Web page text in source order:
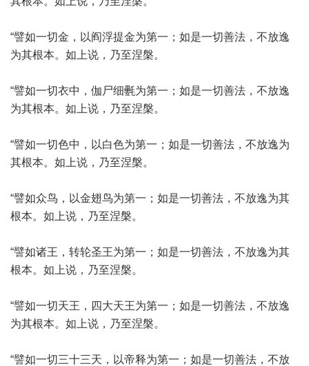
“譬如一切金，以阎浮提金为第一；如是一切善法，不放逸
为其根本。如上说，乃至涅槃。
“譬如一切衣中，伽尸细氎为第一；如是一切善法，不放逸
为其根本。如上说，乃至涅槃。
“譬如一切色中，以白色为第一；如是一切善法，不放逸为
其根本。如上说，乃至涅槃。
“譬如众鸟，以金翅鸟为第一；如是一切善法，不放逸为其
根本。如上说，乃至涅槃。
“譬如诸王，转轮圣王为第一；如是一切善法，不放逸为其
根本。如上说，乃至涅槃。
“譬如一切天王，四大天王为第一；如是一切善法，不放逸
为其根本。如上说，乃至涅槃。
“譬如一切三十三天，以帝释为第一；如是一切善法，不放